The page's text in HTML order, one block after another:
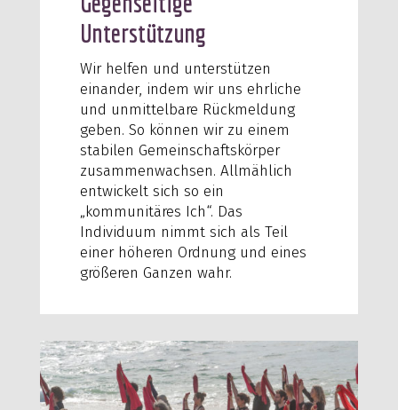
Unterstützung
Wir helfen und unterstützen
einander, indem wir uns ehrliche
und unmittelbare Rückmeldung
geben. So können wir zu einem
stabilen Gemeinschaftskörper
zusammenwachsen. Allmählich
entwickelt sich so ein
„kommunitäres Ich“. Das
Individuum nimmt sich als Teil
einer höheren Ordnung und eines
größeren Ganzen wahr.